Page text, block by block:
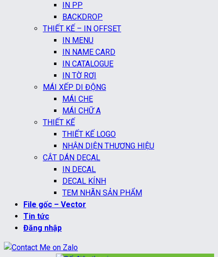
IN PP
BACKDROP
THIẾT KẾ – IN OFFSET
IN MENU
IN NAME CARD
IN CATALOGUE
IN TỜ RƠI
MÁI XẾP DI ĐỘNG
MÁI CHE
MÁI CHỮ A
THIẾT KẾ
THIẾT KẾ LOGO
NHẬN DIỆN THƯƠNG HIỆU
CẮT DÁN DECAL
IN DECAL
DECAL KÍNH
TEM NHÃN SẢN PHẨM
File gốc – Vector
Tin tức
Đăng nhập